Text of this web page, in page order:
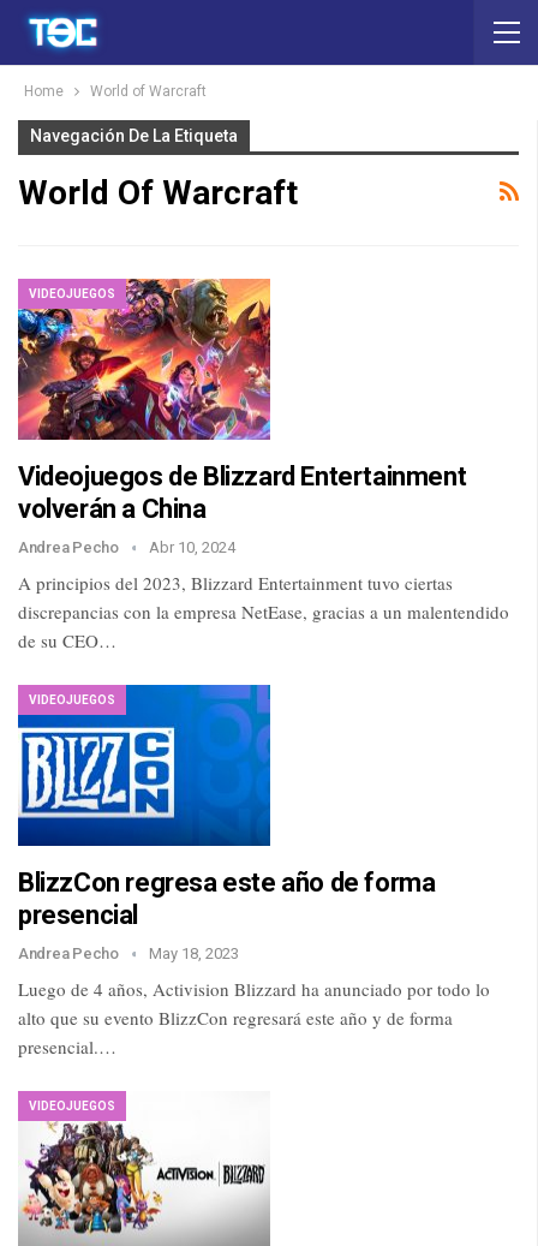
Home World of Warcraft
Navegación De La Etiqueta
World Of Warcraft
VIDEOJUEGOS
Videojuegos de Blizzard Entertainment
volverán a China
Andrea Pecho Abr 10, 2024
A principios del 2023, Blizzard Entertainment tuvo ciertas
discrepancias con la empresa NetEase, gracias a un malentendido
de su CEO…
VIDEOJUEGOS
BlizzCon regresa este año de forma
presencial
Andrea Pecho May 18, 2023
Luego de 4 años, Activision Blizzard ha anunciado por todo lo
alto que su evento BlizzCon regresará este año y de forma
presencial.…
VIDEOJUEGOS